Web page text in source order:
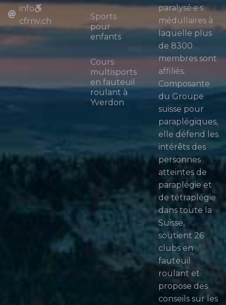
info
cfrnv.ch
Sports
pour
enfants
Cours
multisports
en fauteuil
roulant à
Yverdon
paralysé·e·s
médullaires à
laquelle plus
de 8300
membres sont
affiliés.
Composante
du Groupe
suisse pour
paraplégiques,
elle défend les
intérêts des
personnes
atteintes de
paraplégie et
de tétraplégie
dans toute la
Suisse,
soutient 26
clubs en
fauteuil
roulant et
propose des
conseils sur les